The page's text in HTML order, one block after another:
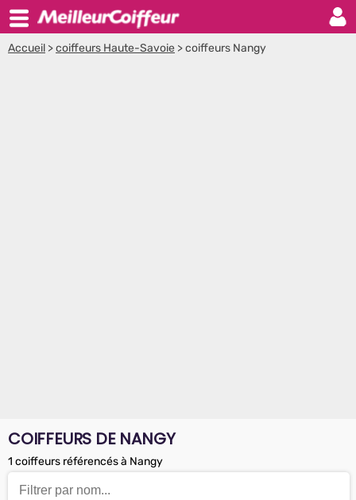
Accueil >coiffeurs Haute-Savoie >coiffeurs Nangy
COIFFEURS DE NANGY
1 coiffeurs référencés à Nangy